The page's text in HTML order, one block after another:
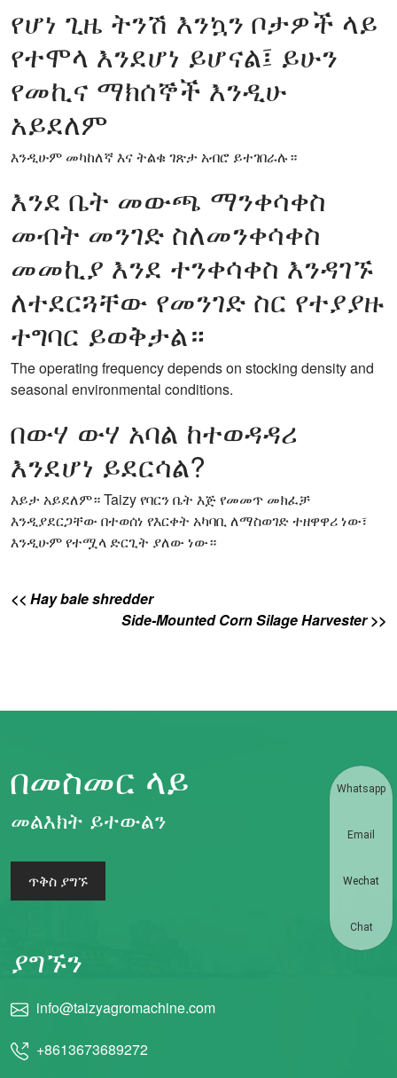
የሆነ ጊዜ ትንሽ እንኳን ቦታዎች ላይ
የተሞላ እንደሆነ ይሆናል፤ ይሁን
የመኪና ማክሰኞች እንዲሁ
አይደለም
እንዲሁም መካከለኛ እና ትልቁ ገጽታ አብሮ ይተገበራሉ።
እንደ ቤት መውጫ ማንቀሳቀስ
መብት መንገድ ስለመንቀሳቀስ
መመኪያ እንደ ተንቀሳቀስ እንዳገኙ
ለተደርጓቸው የመንገድ ስር የተያያዙ
ተግባር ይወቅታል።
The operating frequency depends on stocking density and
seasonal environmental conditions.
በውሃ ውሃ አባል ከተወዳዳሪ
እንደሆነ ይደርሳል?
እይታ አይደለም። Taizy የባርን ቤት እጅ የመመጥ መክፈቻ
እንዲያደርጋቸው በተወሰነ የእርቀት አካባቢ ለማስወገድ ተዘዋዋሪ ነው፣
እንዲሁም የተሟላ ድርጊት ያለው ነው።
<< Hay bale shredder
Side-Mounted Corn Silage Harvester >>
በመስመር ላይ
መልእክት ይተውልን
ጥቅስ ያግኙ
ያግኙን
info@taizyagromachine.com
+8613673689272
Whatsapp
Email
Wechat
Chat